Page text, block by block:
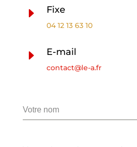
E Fixe
04 12 13 63 10
E E-mail
contact@le-a.fr
Votre nom